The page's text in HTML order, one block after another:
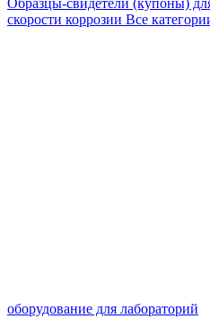
Образцы-свидетели (купоны)
скорости коррозии Все
оборудование для лабораторий